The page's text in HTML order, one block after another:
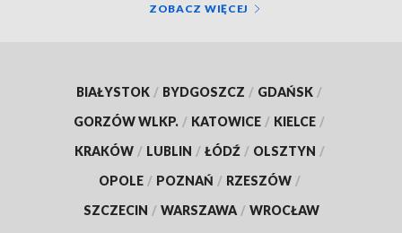
ZOBACZ WIĘCEJ
BIAŁYSTOK / BYDGOSZCZ / GDAŃSK /
GORZÓW WLKP. / KATOWICE / KIELCE /
KRAKÓW / LUBLIN / ŁÓDŹ / OLSZTYN /
OPOLE / POZNAŃ / RZESZÓW /
SZCZECIN / WARSZAWA / WROCŁAW